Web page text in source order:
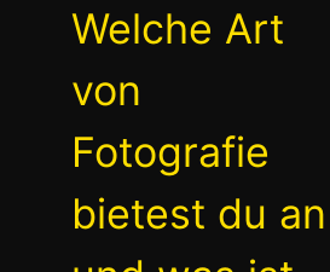
Welche Art
von
Fotografie
bietest du an